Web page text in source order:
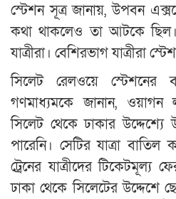
স্টেশন সূত্র জানায়, উপবন
কথা থাকলেও তা আটকে
যাত্রীরা। বেশিরভাগ যাত্রীরা
সিলেট রেলওয়ে স্টেশনের
গণমাধ্যমকে জানান, ওয়াগন
সিলেট থেকে ঢাকার উদ্দেশ্যে
পারেনি। সেটির যাত্রা
ট্রেনের যাত্রীদের টিকেটমূল্য
ঢাকা থেকে সিলেটের উদ্দেশে